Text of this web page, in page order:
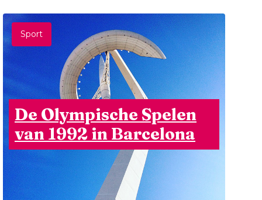
Sport
De Olympische Spelen
van 1992 in Barcelona